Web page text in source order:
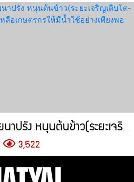
ระโนด | เร่งสูบน้ำช่วยนาปรัง หนุนต้นข้าว(ระยะเจริญเติบโต-แตกกอ)
3,522